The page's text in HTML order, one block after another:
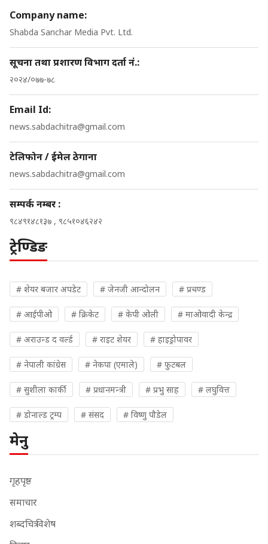
Company name:
Shabda Sanchar Media Pvt. Ltd.
सूचना तथा प्रशारण विभाग दर्ता नं.:
२०२४/०७७-७८
Email Id:
news.sabdachitra@gmail.com
टेलिफोन / ईमेल ठेगाना
news.sabdachitra@gmail.com
सम्पर्क नम्बर :
९८४९१४८१३७ , ९८५१०४६२४२
ट्रेण्डिङ
# शेयर बजार अपडेट # जेनजी आन्दोलन # प्रचण्ड
# आईपीओ # क्रिकेट # केपी ओली # माओवादी केन्द्र
# अराउन्ड द वर्ल्ड # राइट शेयर # हाइड्रोपावर
# नेपाली कांग्रेस # नेकपा (एमाले) # फुटबल
# सुशीला कार्की # प्रधानमन्त्री # प्रभु साह # लघुवित्त
# डोनाल्ड ट्रम्प # संसद # विष्णु पौडेल
मेनु
गृहपृष्ठ
समाचार
शब्दचित्र विशेष